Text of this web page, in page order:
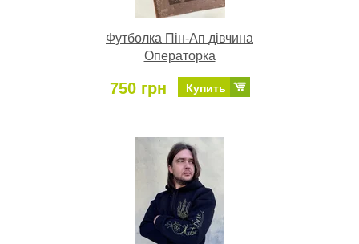
Футболка Пін-Ап дівчина
Операторка
750 грн Купить